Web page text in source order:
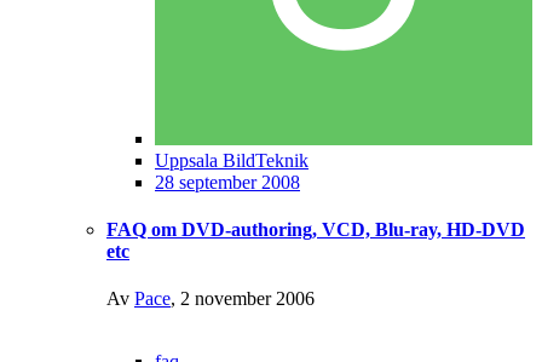
Uppsala BildTeknik
28 september 2008
FAQ om DVD-authoring, VCD, Blu-ray, HD-DVD
etc
Av Pace, 2 november 2006